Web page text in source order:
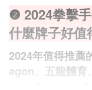
❷ 2024拳擊
什麼牌子好值
2024年值得推薦
agon、五龍體育
wins Special、